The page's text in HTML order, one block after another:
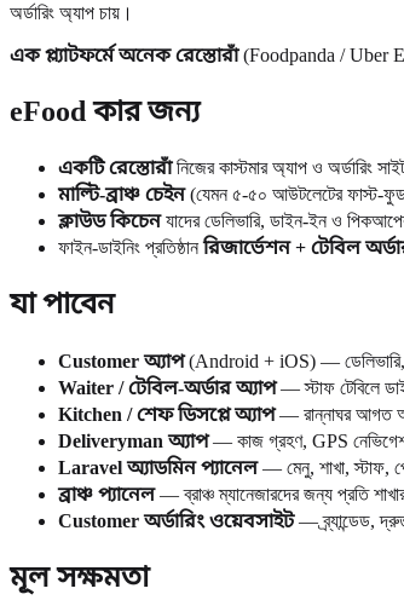
অর্ডারিং অ্যাপ চায়।
এক প্ল্যাটফর্মে অনেক রেস্তোরাঁ(Foodpanda / Uber
eFood কার জন্য
একটি রেস্তোরাঁনিজের কাস্টমার অ্যাপ ও অর্ডারিং
মাল্টি-ব্রাঞ্চ চেইন(যেমন ৫-৫০ আউটলেটের ফাস্ট-ফুড
ক্লাউড কিচেনযাদের ডেলিভারি, ডাইন-ইন ও
ফাইন-ডাইনিং প্রতিষ্ঠানরিজার্ভেশন + টেবিল
যা পাবেন
Customer অ্যাপ(Android + iOS) — ডেলিভারি,
Waiter / টেবিল-অর্ডার অ্যাপ— স্টাফ টেবিলে
Kitchen / শেফ ডিসপ্লে অ্যাপ— রান্নাঘর আগত
Deliveryman অ্যাপ— কাজ গ্রহণ, GPS
Laravel অ্যাডমিন প্যানেল— মেনু, শাখা, স্টাফ,
ব্রাঞ্চ প্যানেল— ব্রাঞ্চ ম্যানেজারদের জন্য প্রতি
Customer অর্ডারিং ওয়েবসাইট— ব্র্যান্ডেড,
মূল সক্ষমতা